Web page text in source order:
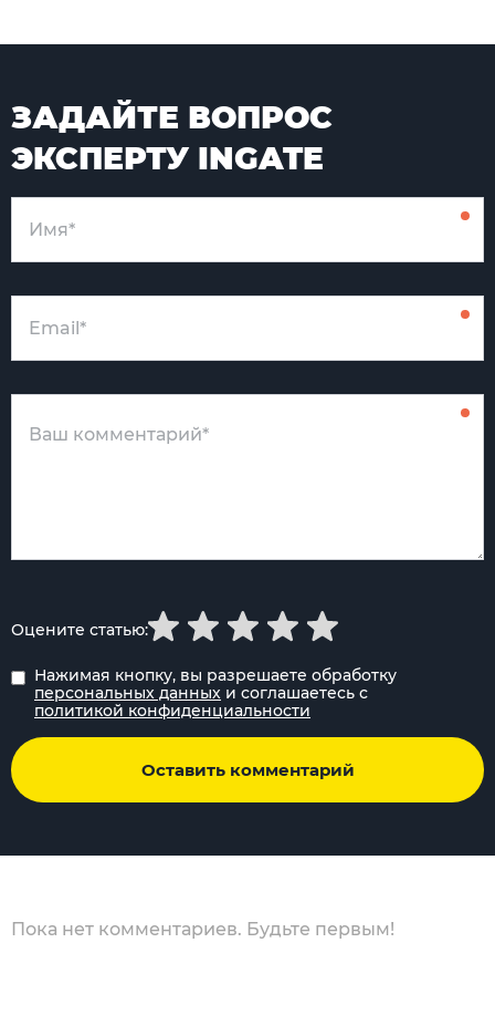
ЗАДАЙТЕ ВОПРОС
ЭКСПЕРТУ INGATE
Нажимая кнопку, вы разрешаете обработку
персональных данных и соглашаетесь с
политикой конфиденциальности
Оставить комментарий
Оцените статью:
Пока нет комментариев. Будьте первым!